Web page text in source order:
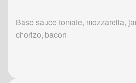
Base sauce tomate, mozzarella,
chorizo, bacon